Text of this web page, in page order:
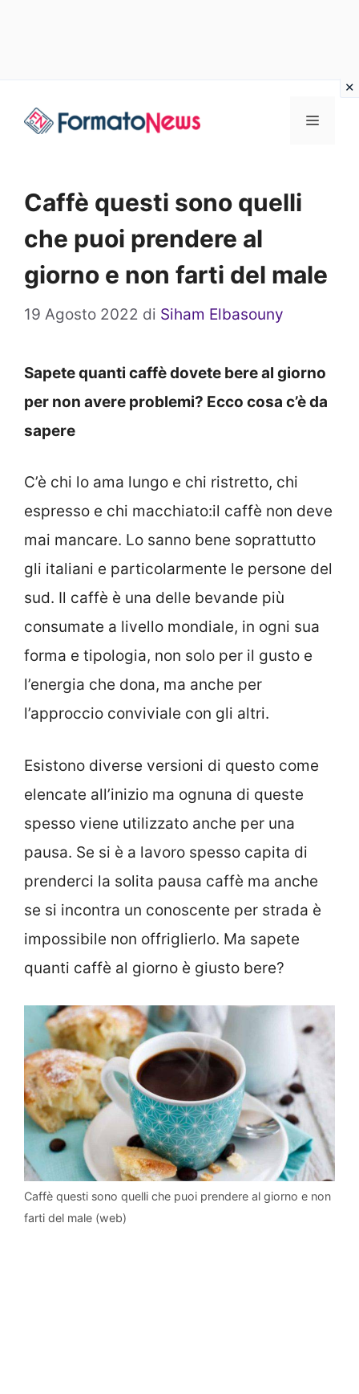
Menu
Caffè questi sono quelli
che puoi prendere al
giorno e non farti del male
19 Agosto 2022 di Siham Elbasouny
Sapete quanti caffè dovete bere al giorno
per non avere problemi? Ecco cosa c’è da
sapere
C’è chi lo ama lungo e chi ristretto, chi
espresso e chi macchiato:il caffè non deve
mai mancare. Lo sanno bene soprattutto
gli italiani e particolarmente le persone del
sud. Il caffè è una delle bevande più
consumate a livello mondiale, in ogni sua
forma e tipologia, non solo per il gusto e
l’energia che dona, ma anche per
l’approccio conviviale con gli altri.
Esistono diverse versioni di questo come
elencate all’inizio ma ognuna di queste
spesso viene utilizzato anche per una
pausa. Se si è a lavoro spesso capita di
prenderci la solita pausa caffè ma anche
se si incontra un conoscente per strada è
impossibile non offriglierlo. Ma sapete
quanti caffè al giorno è giusto bere?
Caffè questi sono quelli che puoi prendere al giorno e non
farti del male (web)